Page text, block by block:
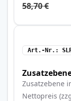
58,70 €
Art.-Nr.
Zusatzebene
Nettopreis